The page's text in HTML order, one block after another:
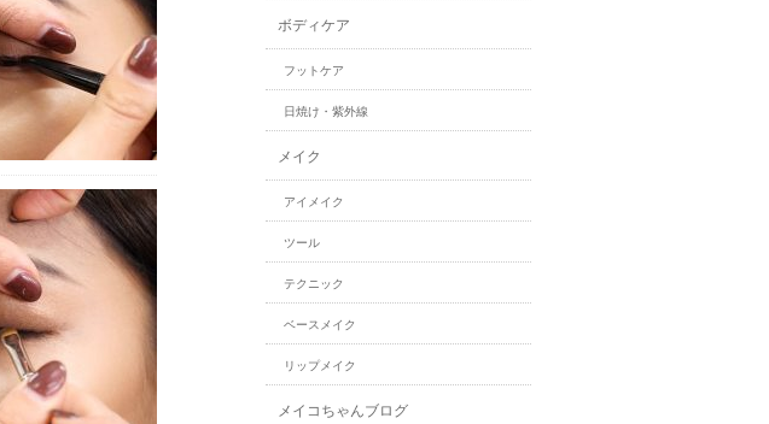
ボディケア
フットケア
日焼け・紫外線
メイク
アイメイク
ツール
テクニック
ベースメイク
リップメイク
メイコちゃんブログ